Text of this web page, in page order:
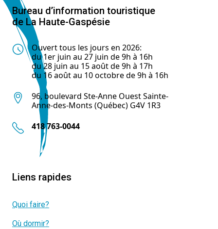
Bureau d’information touristique
de La Haute-Gaspésie
Ouvert tous les jours en 2026:
du 1er juin au 27 juin de 9h à 16h
du 28 juin au 15 août de 9h à 17h
du 16 août au 10 octobre de 9h à 16h
96, boulevard Ste-Anne Ouest Sainte-
Anne-des-Monts (Québec) G4V 1R3
418 763-0044
Liens rapides
Quoi faire?
Où dormir?